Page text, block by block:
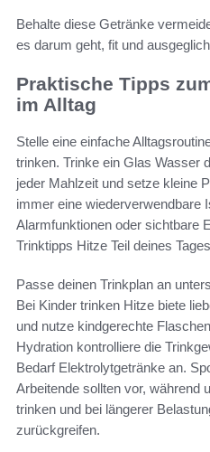
Behalte diese Getränke
es darum geht, fit und
Praktische Tipps
im Alltag
Stelle eine einfache
trinken. Trinke ein Glas Wasser
jeder Mahlzeit und setze kleine
immer eine wiederverwendbare
Alarmfunktionen oder sichtbare
Trinktipps Hitze Teil deines
Passe deinen Trinkplan an
Bei Kinder trinken Hitze biete
und nutze kindgerechte
Hydration kontrolliere die
Bedarf Elektrolytgetränke an.
Arbeitende sollten vor, während
trinken und bei längerer
zurückgreifen.